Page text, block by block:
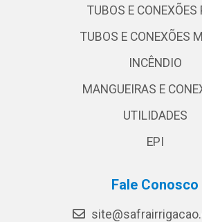
TUBOS E CONEXÕES
TUBOS E CONEXÕES
INCÊNDIO
MANGUEIRAS E
UTILIDADES
EPI
Fale Conosco